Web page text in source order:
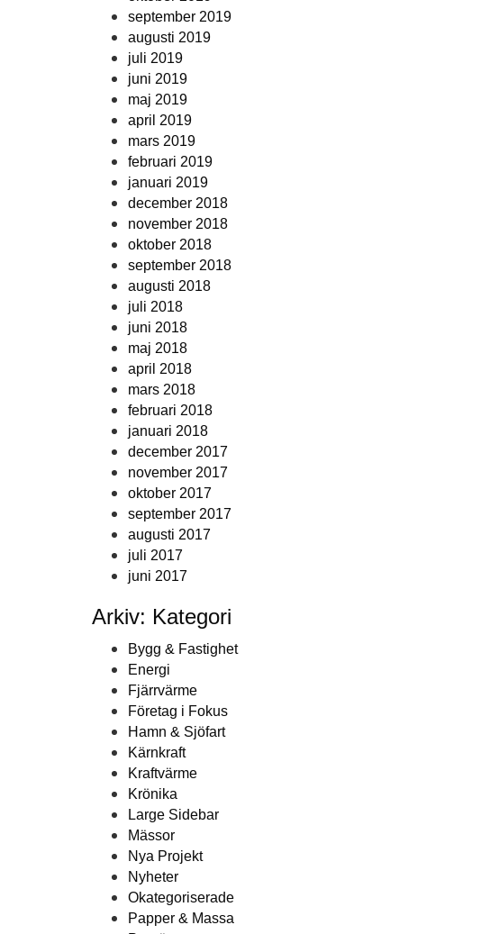
september 2019
augusti 2019
juli 2019
juni 2019
maj 2019
april 2019
mars 2019
februari 2019
januari 2019
december 2018
november 2018
oktober 2018
september 2018
augusti 2018
juli 2018
juni 2018
maj 2018
april 2018
mars 2018
februari 2018
januari 2018
december 2017
november 2017
oktober 2017
september 2017
augusti 2017
juli 2017
juni 2017
Arkiv: Kategori
Bygg & Fastighet
Energi
Fjärrvärme
Företag i Fokus
Hamn & Sjöfart
Kärnkraft
Kraftvärme
Krönika
Large Sidebar
Mässor
Nya Projekt
Nyheter
Okategoriserade
Papper & Massa